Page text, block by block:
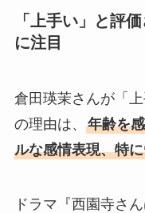
「上手い」と評
に注目
倉田瑛茉さんが「
の理由は、 年齢を
ルな感情表現、特
ドラマ『西園寺さ